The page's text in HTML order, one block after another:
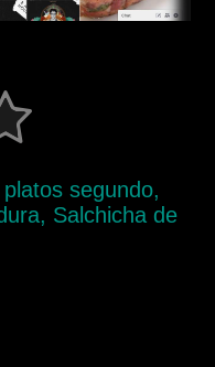
segundo,
Salchicha de